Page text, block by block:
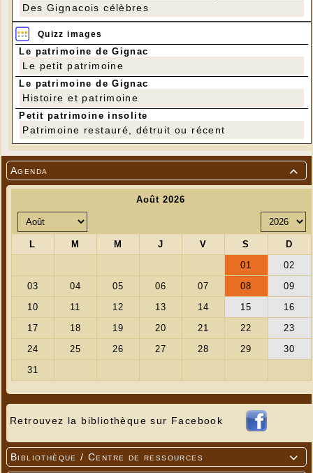

Agenda
Retrouvez la bibliothèque sur Facebook

Bibliothèque / Centre de ressources
Des Gignacois célèbres
Quizz images
Le patrimoine de Gignac
Le petit patrimoine
Le patrimoine de Gignac
Histoire et patrimoine
Petit patrimoine insolite
Patrimoine restauré, détruit ou récent